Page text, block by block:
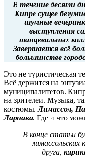
В течение десяти
Кипре сущее
шумные
выступления
танцевальных
Завершается всё
большинстве
Это не туристическая
Всё держится на
муниципалитетов.
на зрителей. Музыка,
костюмы.Лимассол,
Ларнака. Где и что
В конце статьи
лимассольских
друга,